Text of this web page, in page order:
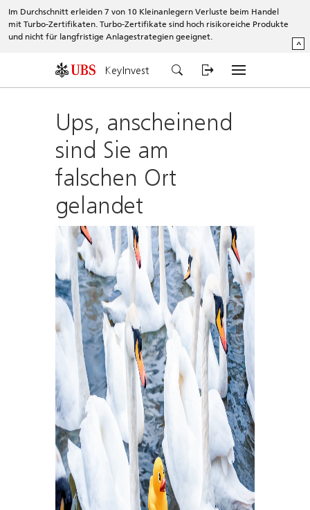
Im Durchschnitt erleiden 7 von 10 Kleinanlegern Verluste beim Handel
mit Turbo-Zertifikaten. Turbo-Zertifikate sind hoch risikoreiche Produkte
und nicht für langfristige Anlagestrategien geeignet.
^
KeyInvest
Ups, anscheinend
sind Sie am
falschen Ort
gelandet